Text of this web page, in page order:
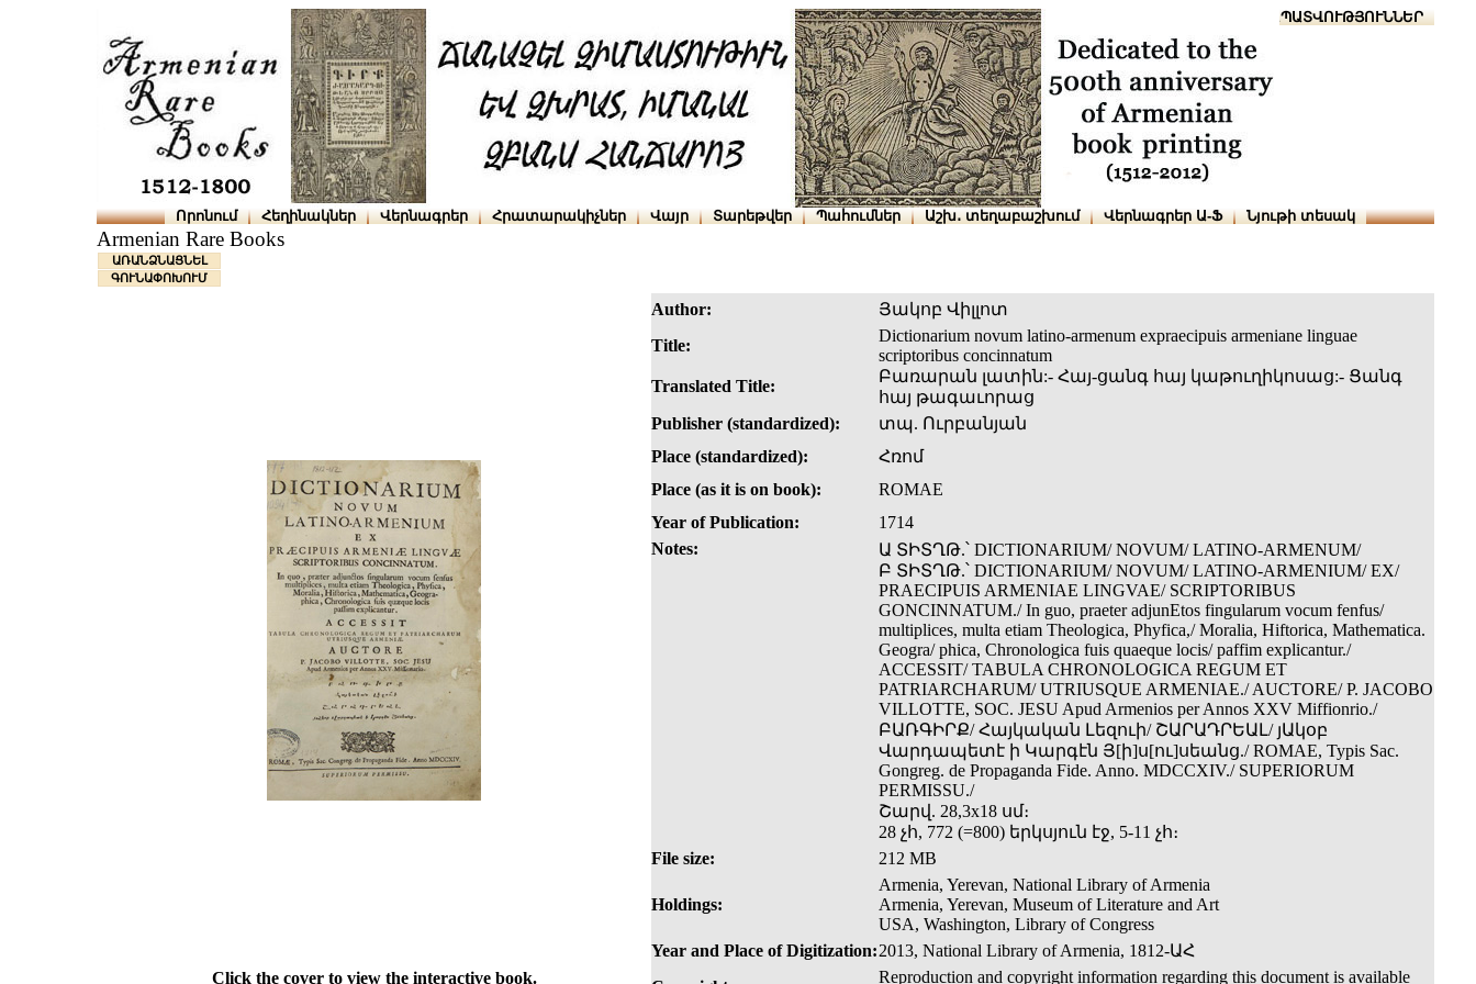
ՆԱԽԱՊԱՏՎՈՒԹՅՈՒՆՆԵՐ
Որոնում Հեղինակներ Վերնագրեր Հրատարակիչներ Վայր Տարեթվեր Պահումներ Աշխ․ տեղաբաշխում Վերնագրեր Ա-Ֆ Նյութի տեսակ
Armenian Rare Books
ԱՌԱՆՁՆԱՑՆԵԼ
ԳՈՒՆԱՓՈԽՈՒՄ
Author:
Յակոբ Վիլլոտ
Title:
Dictionarium novum latino-armenum expraecipuis armeniane linguae
scriptoribus concinnatum
Translated Title:
Բառարան լատին:- Հայ-ցանգ հայ կաթուղիկոսաց:- Ցանգ
հայ թագաւորաց
Publisher (standardized):
տպ. Ուրբանյան
Place (standardized):
Հռոմ
Place (as it is on book):
ROMAE
Year of Publication:
1714
Notes:
Ա ՏԻՏՂԹ.՝ DICTIONARIUM/ NOVUM/ LATINO-ARMENUM/
Բ ՏԻՏՂԹ.՝ DICTIONARIUM/ NOVUM/ LATINO-ARMENIUM/ EX/
PRAECIPUIS ARMENIAE LINGVAE/ SCRIPTORIBUS
GONCINNATUM./ In guo, praeter adjunEtos fingularum vocum fenfus/
multiplices, multa etiam Theologica, Phyfica,/ Moralia, Hiftorica, Mathematica.
Geogra/ phica, Chronologica fuis quaeque locis/ paffim explicantur./
ACCESSIT/ TABULA CHRONOLOGICA REGUM ET
PATRIARCHARUM/ UTRIUSQUE ARMENIAE./ AUCTORE/ P. JACOBO
VILLOTTE, SOC. JESU Apud Armenios per Annos XXV Miffionrio./
ԲԱՌԳԻՐՔ/ Հայկական Լեզուի/ ՇԱՐԱԴՐԵԱԼ/ յԱկօբ
Վարդապետէ ի Կարգէն Յ[ի]ս[ու]սեանց./ ROMAE, Typis Sac.
Gongreg. de Propaganda Fide. Anno. MDCCXIV./ SUPERIORUM
PERMISSU./
Շարվ. 28,3x18 սմ։
28 չհ, 772 (=800) երկսյուն էջ, 5-11 չհ։
File size:
212 MB
Holdings:
Armenia, Yerevan, National Library of Armenia
Armenia, Yerevan, Museum of Literature and Art
USA, Washington, Library of Congress
Year and Place of Digitization:2013, National Library of Armenia, 1812-ԱՀ
Click the cover to view the interactive book.
Reproduction and copyright information regarding this document is available